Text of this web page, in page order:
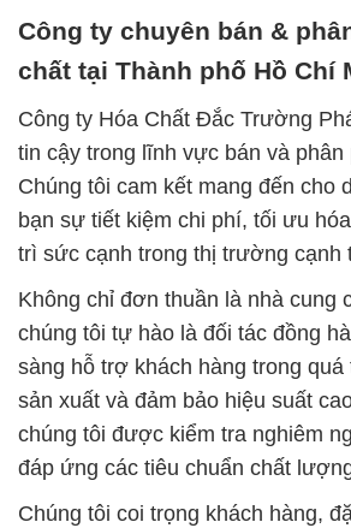
Công ty chuyên bán &
chất tại Thành phố Hồ Chí
Công ty Hóa Chất Đắc Trường
tin cậy trong lĩnh vực bán và phân
Chúng tôi cam kết mang đến cho
bạn sự tiết kiệm chi phí, tối ưu
trì sức cạnh trong thị trường cạnh
Không chỉ đơn thuần là nhà cung
chúng tôi tự hào là đối tác đồng
sàng hỗ trợ khách hàng trong
sản xuất và đảm bảo hiệu suất
chúng tôi được kiểm tra nghiêm
đáp ứng các tiêu chuẩn chất
Chúng tôi coi trọng khách hàng,